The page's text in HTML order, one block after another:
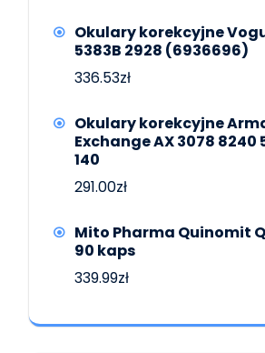
Okulary korekcyjne
5383B 2928 (6936696)
336.53zł
Okulary korekcyjne
Exchange AX 3078 8240
140
291.00zł
Mito Pharma Quinomit
90 kaps
339.99zł